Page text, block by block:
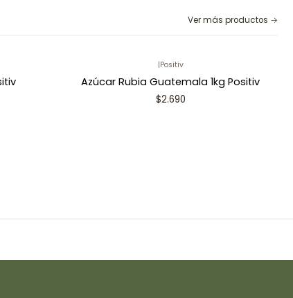
Ver más productos
|Positiv
Azúcar Rubia Guatemala 1kg Positiv
$2.690